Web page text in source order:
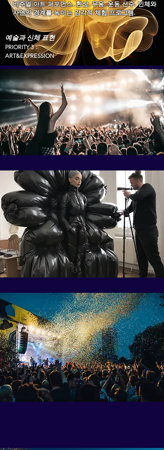
비주얼 아트 퍼포먼스, 환상, 무용, 운동 선수. 인체와
자연의 경계를 녹이는 감각적 체험 프로그램.
예술과 신체 표현
PRIORITY 3：
ART&EXPRESSION